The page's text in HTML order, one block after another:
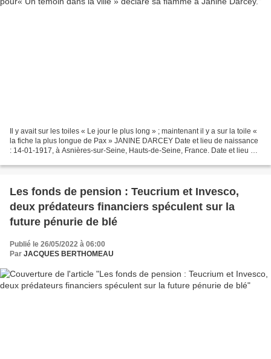
Il y avait sur les toiles « Le jour le plus long » ; maintenant il y a sur la toile «
la fiche la plus longue de Pax » JANINE DARCEY Date et lieu de naissance
: 14-01-1917, à Asnières-sur-Seine, Hauts-de-Seine, France. Date et lieu du
Les fonds de pension : Teucrium et Invesco,
deux prédateurs financiers spéculent sur la
future pénurie de blé
Publié le 26/05/2022 à 06:00
Par JACQUES BERTHOMEAU